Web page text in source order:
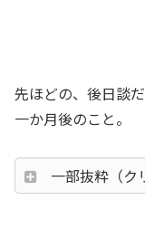
先ほどの、後日談だ
一か月後のこと。
一部抜粋（ク